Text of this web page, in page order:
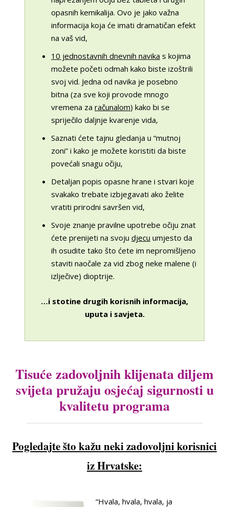
opasnih kemikalija. Ovo je jako važna
informacija koja će imati dramatičan efekt
na vaš vid,
10 jednostavnih dnevnih navika s kojima
možete početi odmah kako biste izoštrili
svoj vid. Jedna od navika je posebno
bitna (za sve koji provode mnogo
vremena za računalom) kako bi se
spriječilo daljnje kvarenje vida,
Saznati ćete tajnu gledanja u “mutnoj
zoni” i kako je možete koristiti da biste
povećali snagu očiju,
Detaljan popis opasne hrane i stvari koje
svakako trebate izbjegavati ako želite
vratiti prirodni savršen vid,
Svoje znanje pravilne upotrebe očiju znat
ćete prenijeti na svoju djecu umjesto da
ih osudite tako što ćete im nepromišljeno
staviti naočale za vid zbog neke malene (i
izlječive) dioptrije.
…i stotine drugih korisnih informacija,
uputa i savjeta.
Tisuće zadovoljnih klijenata diljem
svijeta pružaju osjećaj sigurnosti u
kvalitetu programa
Pogledajte što kažu neki zadovoljni korisnici
iz Hrvatske:
“Hvala, hvala, hvala, ja